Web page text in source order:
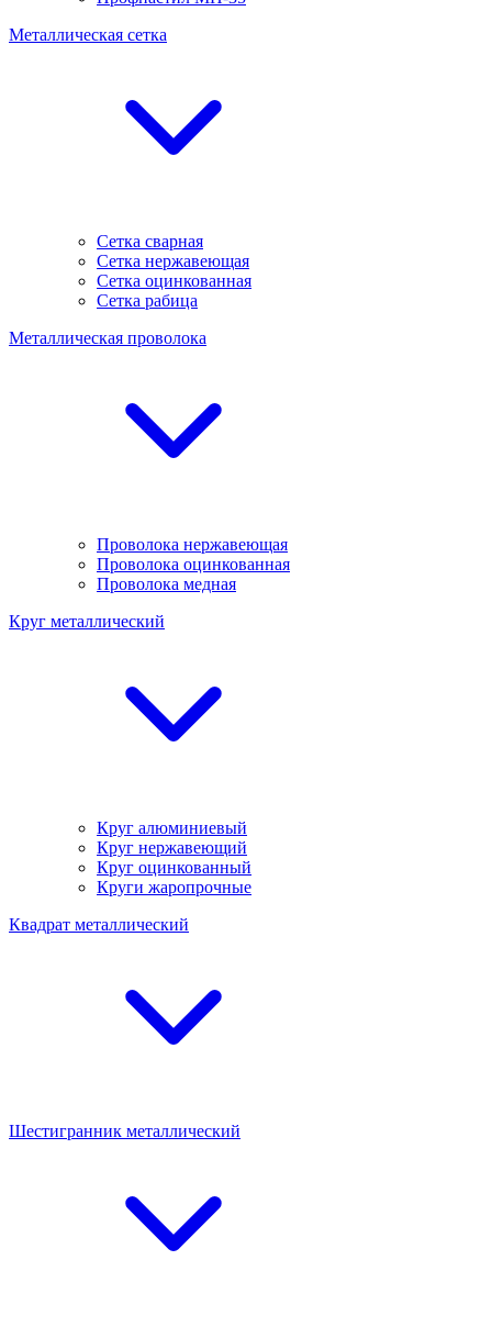
Металлическая сетка
Сетка сварная
Сетка нержавеющая
Сетка оцинкованная
Сетка рабица
Металлическая проволока
Проволока нержавеющая
Проволока оцинкованная
Проволока медная
Круг металлический
Круг алюминиевый
Круг нержавеющий
Круг оцинкованный
Круги жаропрочные
Квадрат металлический
Шестигранник металлический